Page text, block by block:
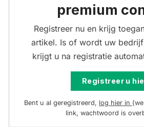
premium
Registreer nu en krijg
artikel. Is of wordt uw
krijgt u na registratie
Registreer u
Bent u al geregistreerd, log hier in
link, wachtwoord is